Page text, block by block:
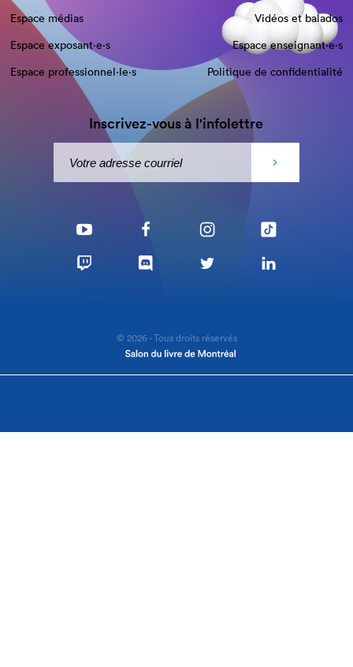
Espace médias
Vidéos et balados
Espace exposant·e⋅s
Espace enseignant·e⋅s
Espace professionnel·le⋅s
Politique de confidentialité
Inscrivez-vous à l'infolettre
© 2026 - Tous droits réservés